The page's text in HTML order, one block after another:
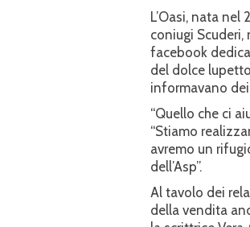
L’Oasi, nata
coniugi
facebook
del dolce
informavano
“Quello che ci
“Stiamo
avremo un
dell’Asp”.
Al tavolo dei
della vendita